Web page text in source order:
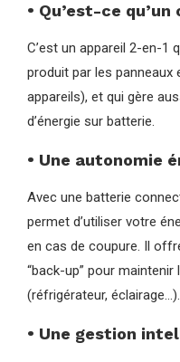
• Qu’est-ce
C’est un appareil 2-en-1
produit par les
appareils), et qui gère
d’énergie sur batterie.
• Une autonomie
Avec une batterie
permet d’utiliser votre
en cas de coupure. Il
“back-up” pour
(réfrigérateur, éclairage…).
• Une gestion